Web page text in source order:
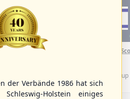
(F) WBSC Europe
15:40 Uhr Box-
Championship B Pool 2026 - Group
Spain
der Verbände 1986 hat sich
Holstein einiges